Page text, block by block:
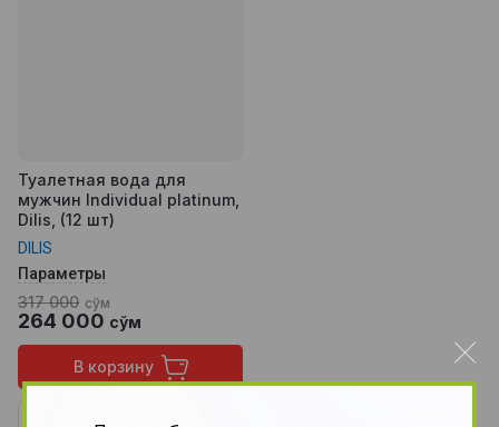
Туалетная вода для
мужчин Individual platinum,
Dilis, (12 шт)
DILIS
Параметры
317 000 сўм
264 000 сўм
В корзину
Купить в 1 звонок